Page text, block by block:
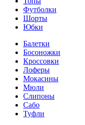
Футболки
Шорты
Юбки
Балетки
Босоножки
Кроссовки
Лоферы
Мокасины
Мюли
Слипоны
Сабо
Туфли